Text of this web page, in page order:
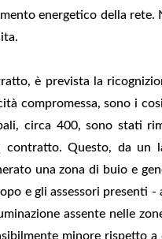
energetico della
è prevista la
compromessa, sono i
circa 400, sono stati
Questo, da un
una zona di buio e
e gli assessori
assente nelle
minore rispetto